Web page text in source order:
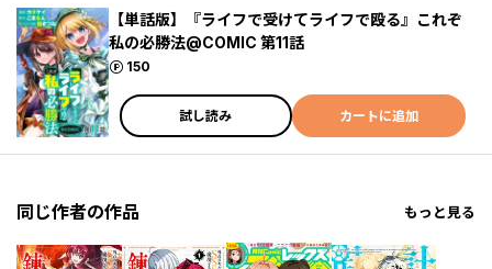
【単話版】『ライフで受けてライフで殴る』これぞ
私の必勝法@COMIC 第11話
150
ポイント
試し読み カートに追加
同じ作者の作品 もっと見る